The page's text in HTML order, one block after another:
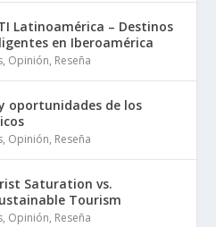
Latinoamérica – Destinos
en Iberoamérica
, Opinión, Reseña
oportunidades de los
, Opinión, Reseña
Saturation vs.
Tourism
, Opinión, Reseña